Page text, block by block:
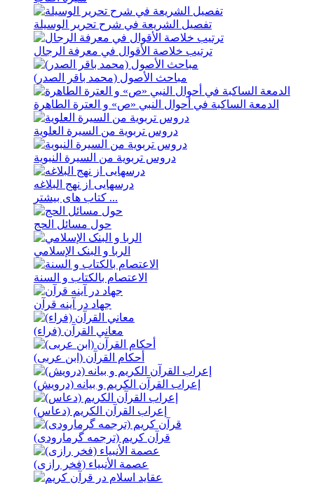
تفصیل الشریعة في شرح تحریر الوسیلة
ترتيب خلاصة الأقوال في معرفة الرجال
مباحث الأصول (محمد باقر الصدر)
الدمعة الساکبة في أحوال النبي «ص» و العترة الطاهرة
دروس تربویة من السیرة العلویة
دروس تربویة من السیرة النبویة
درسهايی از نهج ‌البلاغه
کتاب های بیشتر ...
حول مسائل الحج
الربا و البنک الإسلامي
الاعتصام بالکتاب و السنة
جهاد در آینه قرآن
معاني القرآن (فراء)
أحكام القرآن (ابن عربی)
إعراب القرآن الکریم و بیانه (درویش)
إعراب القرآن الکریم (دعاس)
قرآن کریم (ترجمه گرمارودی)
عصمة الأنبیاء (فخر رازی)